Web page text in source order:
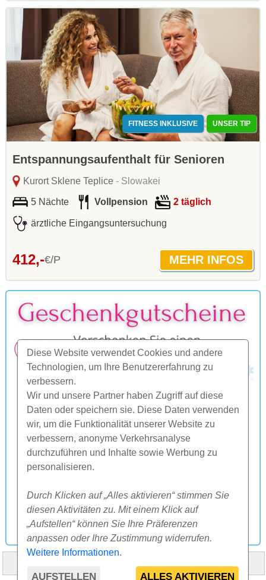
Diese Website verwendet Cookies und andere
Technologien, um Ihre Benutzererfahrung zu
verbessern.
Wir und unsere Partner haben Zugriff auf diese
Daten oder speichern sie. Diese Daten verwenden
wir, um die Funktionalität unserer Website zu
verbessern, anonyme Verkehrsanalyse
durchzuführen und Inhalte sowie Werbung zu
personalisieren.
Durch Klicken auf „Alles aktivieren“ stimmen Sie
diesen Aktivitäten zu. Mit einem Klick auf
„Aufstellen“ können Sie Ihre Präferenzen
anpassen oder Ihre Zustimmung widerrufen.
Weitere Informationen.
AUFSTELLEN ALLES AKTIVIEREN
FITNESS INKLUSIVE UNSER TIP
Entspannungsaufenthalt für Senioren
Kurort Sklene Teplice- Slowakei
5 Nächte Vollpension 2 täglich
ärztliche Eingangsuntersuchung
412,-€/P